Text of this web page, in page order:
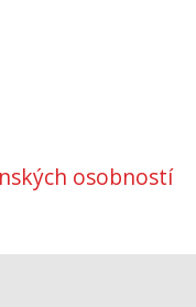
osobností